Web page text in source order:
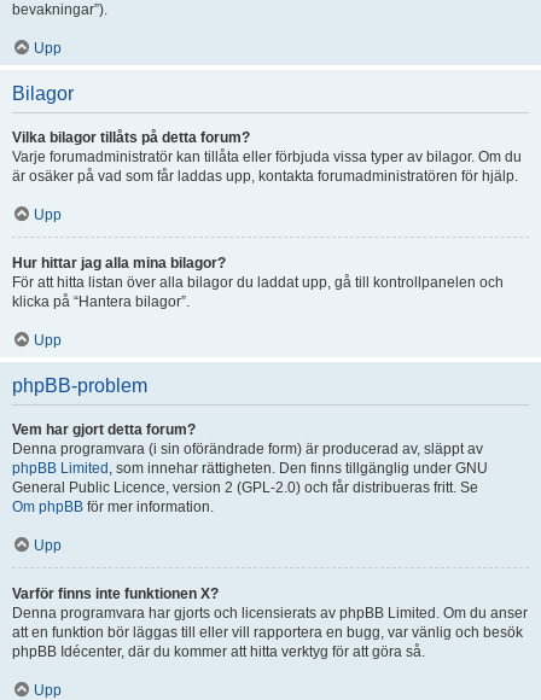
bevakningar”).
Upp
Bilagor
Vilka bilagor tillåts på detta forum?
Varje forumadministratör kan tillåta eller förbjuda vissa typer av bilagor. Om du
är osäker på vad som får laddas upp, kontakta forumadministratören för hjälp.
Upp
Hur hittar jag alla mina bilagor?
För att hitta listan över alla bilagor du laddat upp, gå till kontrollpanelen och
klicka på “Hantera bilagor”.
Upp
phpBB-problem
Vem har gjort detta forum?
Denna programvara (i sin oförändrade form) är producerad av, släppt av
phpBB Limited , som innehar rättigheten. Den finns tillgänglig under GNU
General Public Licence, version 2 (GPL-2.0) och får distribueras fritt. Se
Om phpBB för mer information.
Upp
Varför finns inte funktionen X?
Denna programvara har gjorts och licensierats av phpBB Limited. Om du anser
att en funktion bör läggas till eller vill rapportera en bugg, var vänlig och besök
phpBB Idécenter, där du kommer att hitta verktyg för att göra så.
Upp